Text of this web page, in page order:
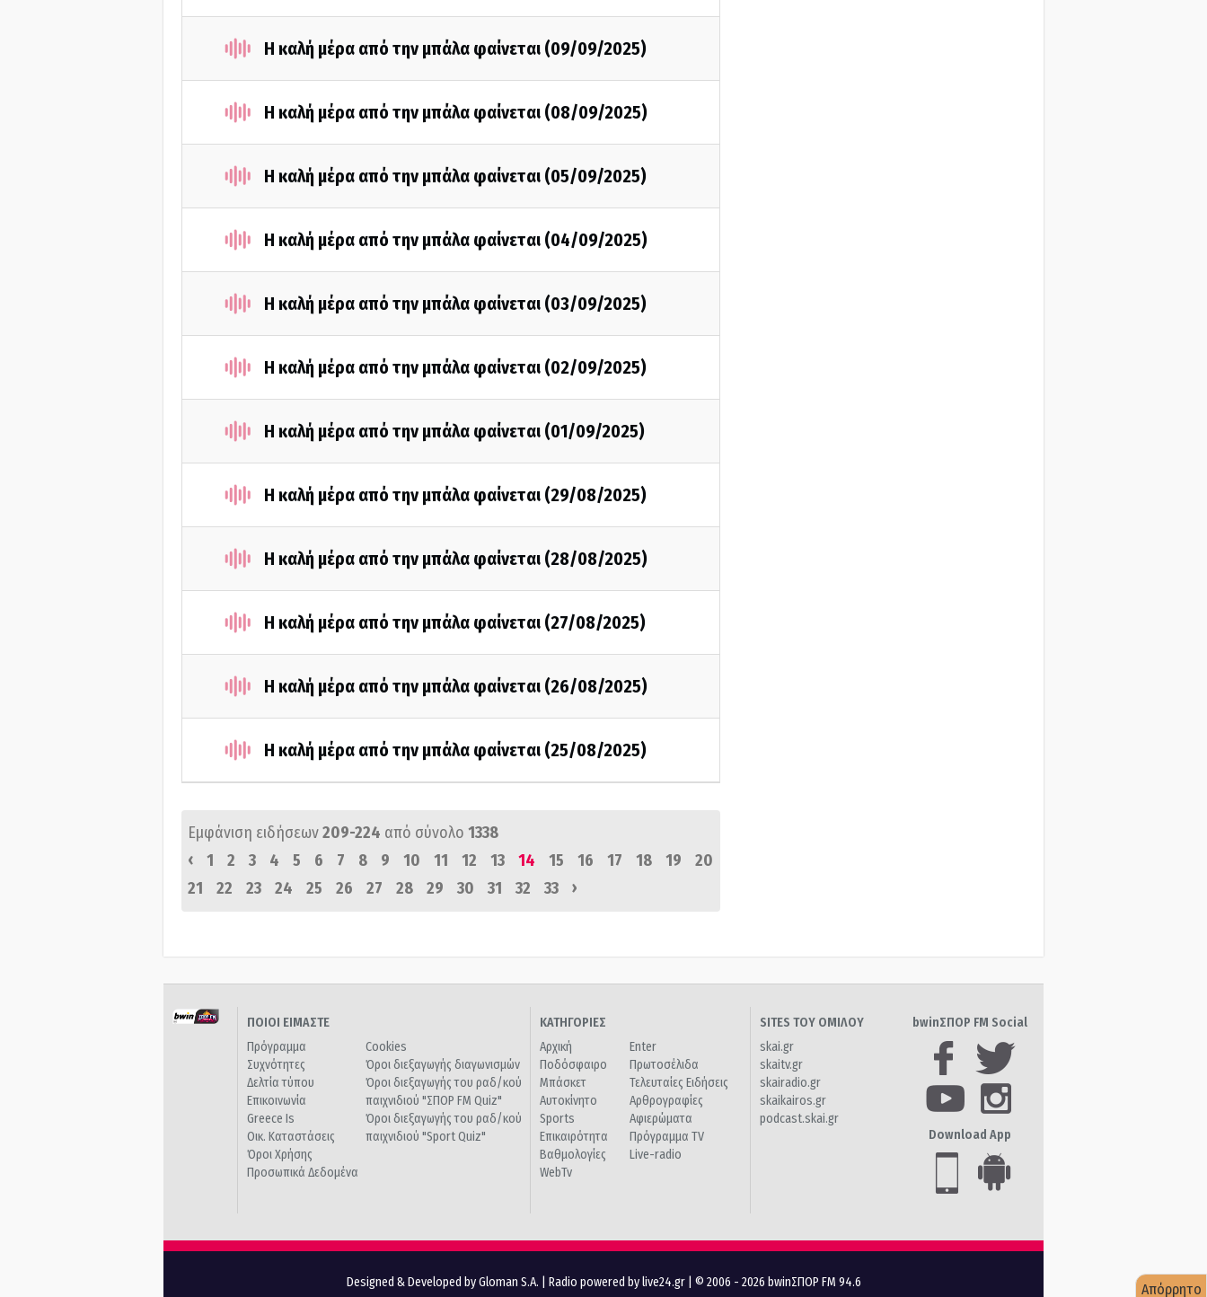
Η καλή μέρα από την μπάλα φαίνεται (09/09/2025)
Η καλή μέρα από την μπάλα φαίνεται (08/09/2025)
Η καλή μέρα από την μπάλα φαίνεται (05/09/2025)
Η καλή μέρα από την μπάλα φαίνεται (04/09/2025)
Η καλή μέρα από την μπάλα φαίνεται (03/09/2025)
Η καλή μέρα από την μπάλα φαίνεται (02/09/2025)
Η καλή μέρα από την μπάλα φαίνεται (01/09/2025)
Η καλή μέρα από την μπάλα φαίνεται (29/08/2025)
Η καλή μέρα από την μπάλα φαίνεται (28/08/2025)
Η καλή μέρα από την μπάλα φαίνεται (27/08/2025)
Η καλή μέρα από την μπάλα φαίνεται (26/08/2025)
Η καλή μέρα από την μπάλα φαίνεται (25/08/2025)
Εμφάνιση ειδήσεων209-224 από σύνολο 1338
‹
1 2 3 4 5 6 7 8 9 10 11 12 13 14 15 16 17 18 19
20
21
22 23 24 25 26 27 28 29 30 31 32 33 ›
ΠΟΙΟΙ ΕΙΜΑΣΤΕ
Πρόγραμμα
Συχνότητες
Δελτία τύπου
Επικοινωνία
Greece Is
Οικ. Καταστάσεις
Όροι Χρήσης
Προσωπικά Δεδομένα
Cookies
Όροι διεξαγωγής διαγωνισμών
Όροι διεξαγωγής του ραδ/κού
παιχνιδιού "ΣΠΟΡ FM Quiz"
Όροι διεξαγωγής του ραδ/κού
παιχνιδιού "Sport Quiz"
ΚΑΤΗΓΟΡΙΕΣ
Αρχική
Ποδόσφαιρο
Μπάσκετ
Αυτοκίνητο
Sports
Επικαιρότητα
Βαθμολογίες
WebTv
Enter
Πρωτοσέλιδα
Τελευταίες Ειδήσεις
Αρθρογραφίες
Αφιερώματα
Πρόγραμμα TV
Live-radio
SITES ΤΟΥ ΟΜΙΛΟΥ
skai.gr
skaitv.gr
skairadio.gr
skaikairos.gr
podcast.skai.gr
bwinΣΠΟΡ FM Social
Download App
Designed & Developed by Gloman S.A. Radio powered by live24.gr | © 2006 - 2026 bwinΣΠΟΡ FM 94.6 Απόρρητο